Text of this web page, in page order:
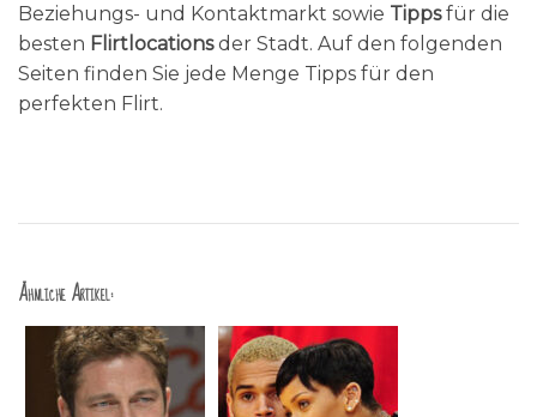
Beziehungs- und Kontaktmarkt sowie Tippsfür die
besten Flirtlocationsder Stadt. Auf den folgenden
Seiten finden Sie jede Menge Tipps für den
perfekten Flirt.
Ähnliche Artikel: